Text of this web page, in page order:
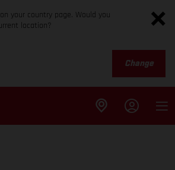
your country page. Would you
location?
Change